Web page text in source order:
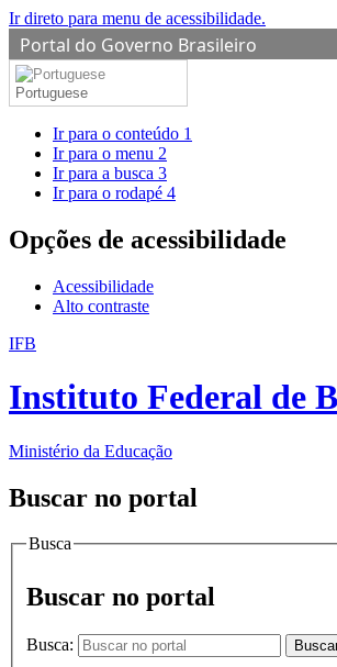
Ir direto para menu de acessibilidade.
Portal do Governo Brasileiro
Portuguese
Ir para o conteúdo 1
Ir para o menu 2
Ir para a busca 3
Ir para o rodapé 4
Opções de acessibilidade
Acessibilidade
Alto contraste
IFB
Instituto Federal de
Ministério da Educação
Buscar no portal
Busca
Buscar no portal
Busca: